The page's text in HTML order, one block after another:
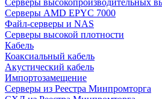
Серверы высокопроизводительных
Серверы AMD EPYC 7000
Файл-серверы и NAS
Серверы высокой плотности
Кабель
Коаксиальный кабель
Акустический кабель
Импортозамещение
Серверы из Реестра Минпромторга